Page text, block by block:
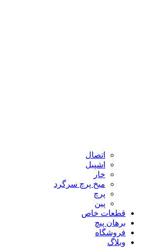
اتصال
اشپیل
خار
میخ پرچ سرگرد
پرچ
پین
قطعات خاص
برهان پیچ
فروشگاه
وبلاگ